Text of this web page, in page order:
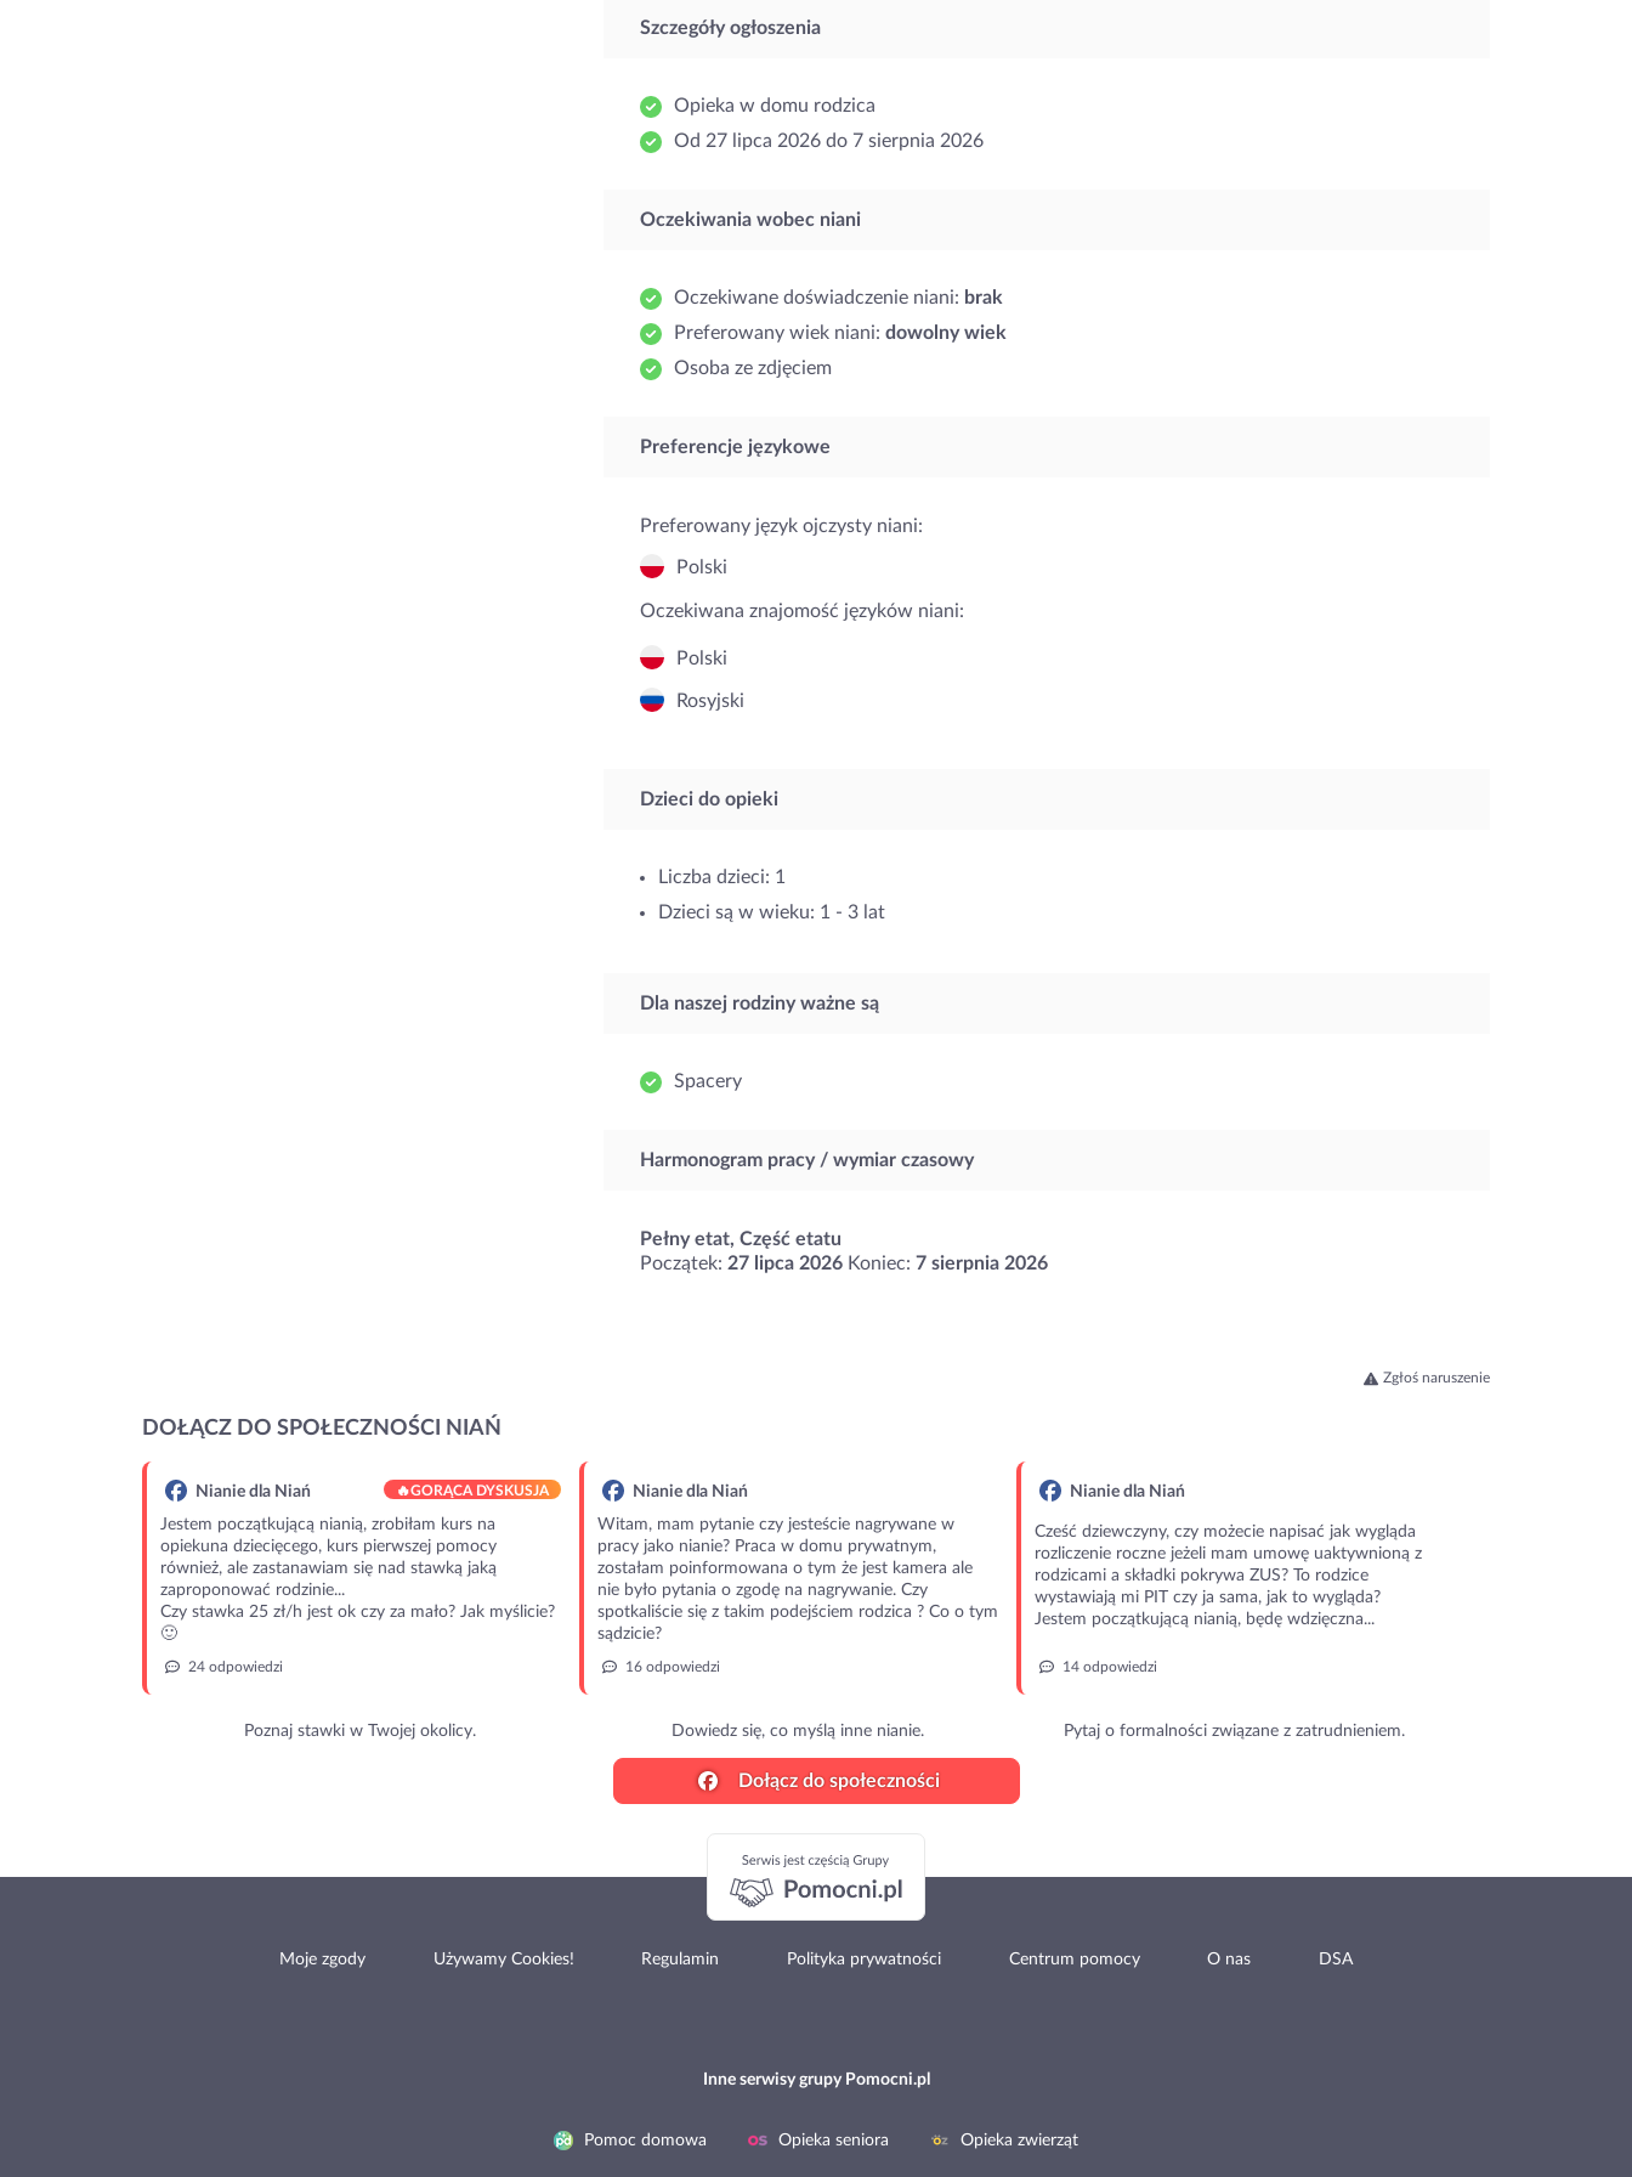
Szczegóły ogłoszenia
Opieka w domu rodzica
Od 27 lipca 2026 do 7 sierpnia 2026
Oczekiwania wobec niani
Oczekiwane doświadczenie niani: brak
Preferowany wiek niani: dowolny wiek
Osoba ze zdjęciem
Preferencje językowe
Preferowany język ojczysty niani:
Polski
Oczekiwana znajomość języków niani:
Polski
Rosyjski
Dzieci do opieki
Liczba dzieci: 1
Dzieci są w wieku: 1 - 3 lat
Dla naszej rodziny ważne są
Spacery
Harmonogram pracy / wymiar czasowy
Pełny etat, Część etatu
Początek: 27 lipca 2026 Koniec: 7 sierpnia 2026
Zgłoś naruszenie
DOŁĄCZ DO SPOŁECZNOŚCI NIAŃ
Nianie dla Niań 🔥GORĄCA DYSKUSJA
Jestem początkującą nianią, zrobiłam kurs na
opiekuna dziecięcego, kurs pierwszej pomocy
również, ale zastanawiam się nad stawką jaką
zaproponować rodzinie...
Czy stawka 25 zł/h jest ok czy za mało? Jak myślicie?
🙂
24 odpowiedzi
Poznaj stawki w Twojej okolicy.
Nianie dla Niań
Witam, mam pytanie czy jesteście nagrywane w
pracy jako nianie? Praca w domu prywatnym,
zostałam poinformowana o tym że jest kamera ale
nie było pytania o zgodę na nagrywanie. Czy
spotkaliście się z takim podejściem rodzica ? Co o tym
sądzicie?
16 odpowiedzi
Dowiedz się, co myślą inne nianie.
Nianie dla Niań
Cześć dziewczyny, czy możecie napisać jak wygląda
rozliczenie roczne jeżeli mam umowę uaktywnioną z
rodzicami a składki pokrywa ZUS? To rodzice
wystawiają mi PIT czy ja sama, jak to wygląda?
Jestem początkującą nianią, będę wdzięczna...
14 odpowiedzi
Pytaj o formalności związane z zatrudnieniem.
Dołącz do społeczności
Moje zgody Używamy Cookies! Regulamin Polityka prywatności Centrum pomocy O nas DSA
Inne serwisy grupy Pomocni.pl
Pomoc domowa Opieka seniora Opieka zwierząt